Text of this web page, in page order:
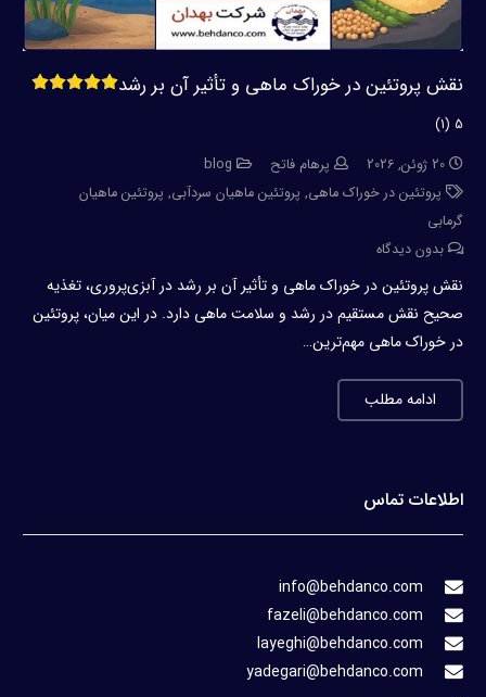
نقش پروتئین در خوراک ماهی و تأثیر آن بر رشد
5 (1)
پرهام فاتح
blog
پروتئین در خوراک ماهی, پروتئین ماهیان سردآبی, پروتئین ماهیان
گرمابی
بدون دیدگاه
نقش پروتئین در خوراک ماهی و تأثیر آن بر رشد در آبزی‌پروری، تغذیه
صحیح نقش مستقیم در رشد و سلامت ماهی دارد. در این میان، پروتئین
در خوراک ماهی مهم‌ترین…
ادامه مطلب
اطلاعات تماس
info@behdanco.com
fazeli@behdanco.com
layeghi@behdanco.com
yadegari@behdanco.com